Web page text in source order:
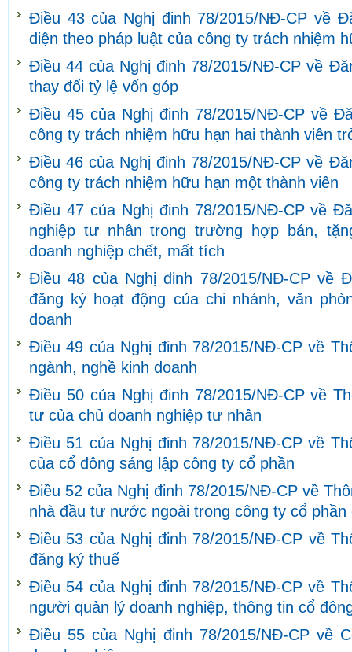
Điều 43 của Nghị đinh 78/2015/NĐ-CP về
diện theo pháp luật của công ty trách nhiệm
Điều 44 của Nghị đinh 78/2015/NĐ-CP về
thay đổi tỷ lệ vốn góp
Điều 45 của Nghị đinh 78/2015/NĐ-CP về
công ty trách nhiệm hữu hạn hai thành viên
Điều 46 của Nghị đinh 78/2015/NĐ-CP về
công ty trách nhiệm hữu hạn một thành viên
Điều 47 của Nghị đinh 78/2015/NĐ-CP về
nghiệp tư nhân trong trường hợp bán,
doanh nghiệp chết, mất tích
Điều 48 của Nghị đinh 78/2015/NĐ-CP về
đăng ký hoạt động của chi nhánh, văn
doanh
Điều 49 của Nghị đinh 78/2015/NĐ-CP về
ngành, nghề kinh doanh
Điều 50 của Nghị đinh 78/2015/NĐ-CP về
tư của chủ doanh nghiệp tư nhân
Điều 51 của Nghị đinh 78/2015/NĐ-CP về
của cổ đông sáng lập công ty cổ phần
Điều 52 của Nghị đinh 78/2015/NĐ-CP về
nhà đầu tư nước ngoài trong công ty cổ
Điều 53 của Nghị đinh 78/2015/NĐ-CP về
đăng ký thuế
Điều 54 của Nghị đinh 78/2015/NĐ-CP về
người quản lý doanh nghiệp, thông tin cổ
Điều 55 của Nghị đinh 78/2015/NĐ-CP về